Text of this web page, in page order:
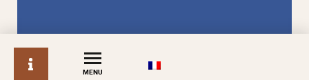
info
MENU